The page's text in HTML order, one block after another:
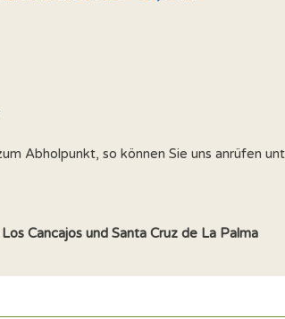
Abholpunkt, so können Sie uns anrüfen
Cancajos und Santa Cruz de La Palma